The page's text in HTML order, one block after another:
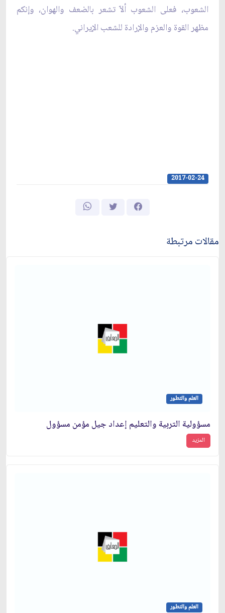
الشعوب، فعلى الشعوب ألاّ تشعر بالضعف والهوان، وإنكم
مظهر القوة والعزم والإرادة للشعب الإيراني.
2017-02-24
مقالات مرتبطة
العلم والتطور
مسؤولية التربية والتعليم إعداد جيل مؤمن مسؤول
المزيد
العلم والتطور